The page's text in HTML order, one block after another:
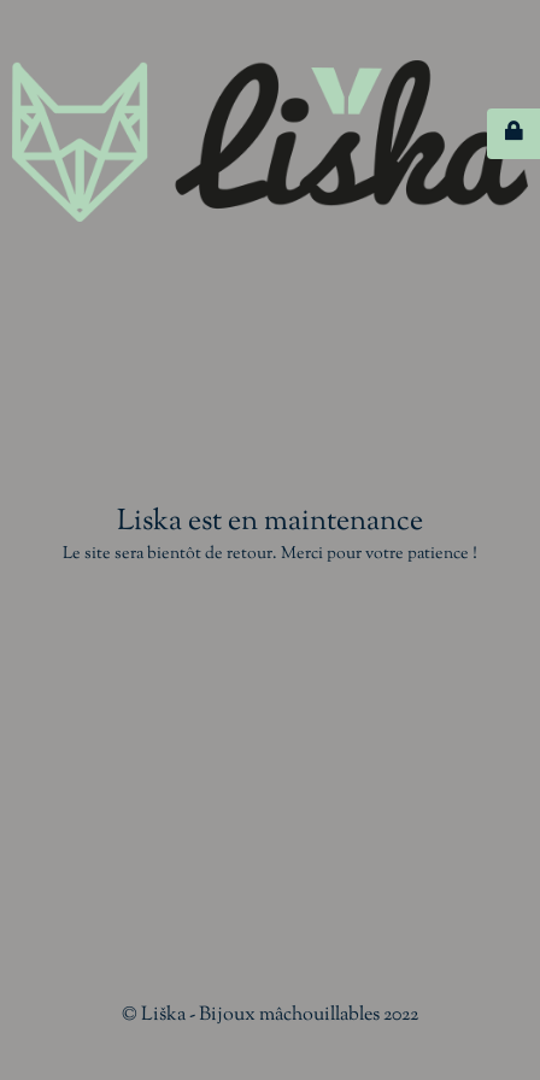
Liska est en maintenance
Le site sera bientôt de retour. Merci pour votre patience !
© Liška - Bijoux mâchouillables 2022